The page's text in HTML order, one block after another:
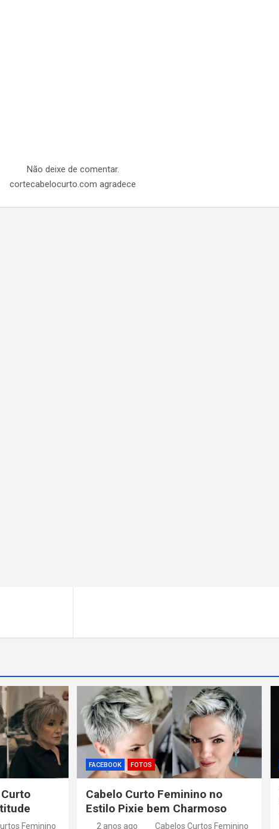
Não deixe de comentar.
cortecabelocurto.com agradece
Feminino
FACEBOOK FOTOS
Cabelo Curto Feminino no
Estilo Pixie bem Charmoso
2 anos ago Cabelos Curtos Feminino